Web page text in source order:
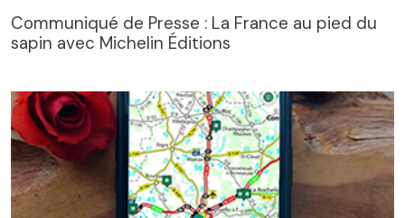
Communiqué de Presse : La France au pied du
sapin avec Michelin Éditions